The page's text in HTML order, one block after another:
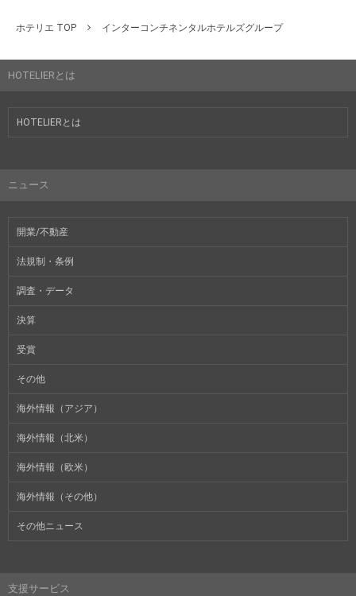
ホテリエ TOP インターコンチネンタルホテルズグループ
HOTELIERとは
HOTELIERとは
ニュース
開業/不動産
法規制・条例
調査・データ
決算
受賞
その他
海外情報（アジア）
海外情報（北米）
海外情報（欧米）
海外情報（その他）
その他ニュース
支援サービス